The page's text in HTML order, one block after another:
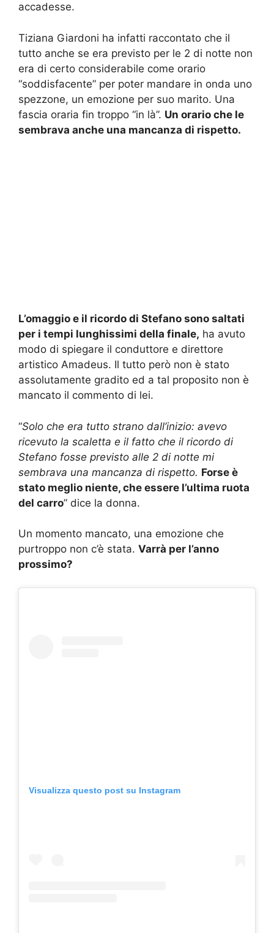
accadesse.
Tiziana Giardoni ha infatti raccontato che il
tutto anche se era previsto per le 2 di notte non
era di certo considerabile come orario
“soddisfacente” per poter mandare in onda uno
spezzone, un emozione per suo marito. Una
fascia oraria fin troppo “in là”. Un orario che le
sembrava anche una mancanza di rispetto.
L’omaggio e il ricordo di Stefano sono saltati
per i tempi lunghissimi della finale, ha avuto
modo di spiegare il conduttore e direttore
artistico Amadeus. Il tutto però non è stato
assolutamente gradito ed a tal proposito non è
mancato il commento di lei.
“Solo che era tutto strano dall’inizio: avevo
ricevuto la scaletta e il fatto che il ricordo di
Stefano fosse previsto alle 2 di notte mi
sembrava una mancanza di rispetto. Forse è
stato meglio niente, che essere l’ultima ruota
del carro” dice la donna.
Un momento mancato, una emozione che
purtroppo non c’è stata. Varrà per l’anno
prossimo?
Visualizza questo post su Instagram